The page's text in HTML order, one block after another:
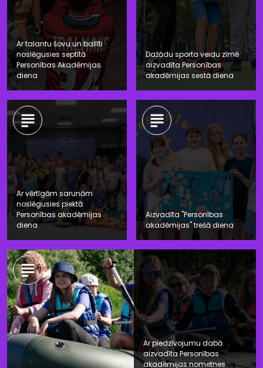
Ar talantu šovu un ballīti
noslēgusies septītā
Personības Akadēmijas
diena
Dažādu sporta veidu zīmē
aizvadīta Personības
akadēmijas sestā diena
Ar vērtīgām sarunām
noslēgusies piektā
Personības akadēmijas
diena
Ar piedzīvojumu dabā
aizvadīta Personības
akadēmijas nometnes
Aizvadīta "Personības
akadēmijas" trešā diena